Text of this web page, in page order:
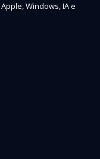
Windows, IA e